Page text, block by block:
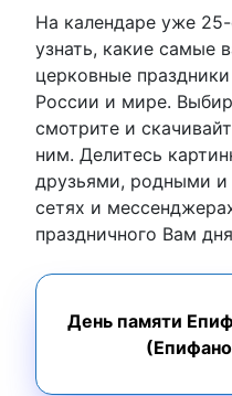
На календаре уже
узнать, какие самые
церковные
России и мире.
смотрите и
ним. Делитесь
друзьями, родными и
сетях и
праздничного Вам
День памяти